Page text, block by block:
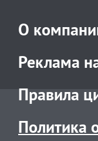
О
Реклама
Правила
Политика